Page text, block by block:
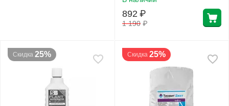
1 190 ₽
892 ₽
Скидка 25% Скидка 25%